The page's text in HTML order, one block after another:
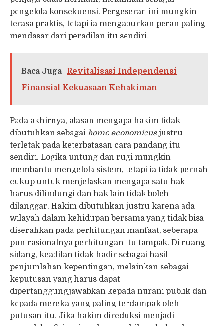
pengelola konsekuensi. Pergeseran ini mungkin
terasa praktis, tetapi ia mengaburkan peran paling
mendasar dari peradilan itu sendiri.
Baca Juga
Revitalisasi Independensi
Finansial Kekuasaan Kehakiman
Pada akhirnya, alasan mengapa hakim tidak
dibutuhkan sebagai homo economicusjustru
terletak pada keterbatasan cara pandang itu
sendiri. Logika untung dan rugi mungkin
membantu mengelola sistem, tetapi ia tidak pernah
cukup untuk menjelaskan mengapa satu hak
harus dilindungi dan hak lain tidak boleh
dilanggar. Hakim dibutuhkan justru karena ada
wilayah dalam kehidupan bersama yang tidak bisa
diserahkan pada perhitungan manfaat, seberapa
pun rasionalnya perhitungan itu tampak. Di ruang
sidang, keadilan tidak hadir sebagai hasil
penjumlahan kepentingan, melainkan sebagai
keputusan yang harus dapat
dipertanggungjawabkan kepada nurani publik dan
kepada mereka yang paling terdampak oleh
putusan itu. Jika hakim direduksi menjadi